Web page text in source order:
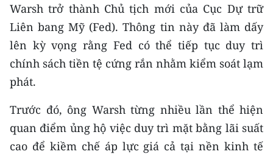
Warsh trở thành Chủ tịch mới của Cục Dự trữ
Liên bang Mỹ (Fed). Thông tin này đã làm dấy
lên kỳ vọng rằng Fed có thể tiếp tục duy trì
chính sách tiền tệ cứng rắn nhằm kiểm soát lạm
phát.
Trước đó, ông Warsh từng nhiều lần thể hiện
quan điểm ủng hộ việc duy trì mặt bằng lãi suất
cao để kiềm chế áp lực giá cả tại nền kinh tế